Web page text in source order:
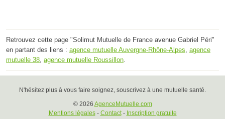
Retrouvez cette page "Solimut Mutuelle de France avenue Gabriel Péri"
en partant des liens : agence mutuelle Auvergne-Rhône-Alpes agence
mutuelle 38 agence mutuelle Roussillon
N'hésitez plus à vous faire soignez, souscrivez à une mutuelle santé.
© 2026 AgenceMutuelle.com
Mentions légales- Contact- Inscription gratuite